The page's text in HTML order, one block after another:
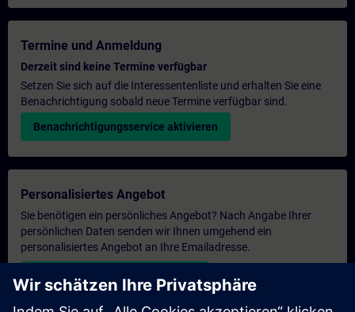
Termine und Anmeldung
Derzeit sind keine Termine verfügbar
Setzen Sie sich auf die Interessentenliste und erhalten Sie eine
Benachrichtigung sobald neue Termine verfügbar sind.
Benachrichtigungsservice aktivieren
Personalisiertes Angebot
Sie benötigen ein persönliches Angebot? Nach Angabe Ihrer
persönlichen Daten senden wir Ihnen umgehend ein
personalisiertes Angebot an Ihre Emailadresse.
Persönliches Angebot zusenden